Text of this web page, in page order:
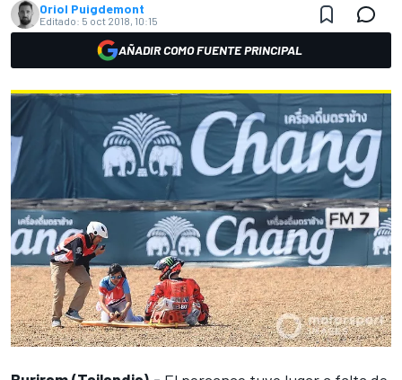
Oriol Puigdemont
Editado: 5 oct 2018, 10:15
AÑADIR COMO FUENTE PRINCIPAL